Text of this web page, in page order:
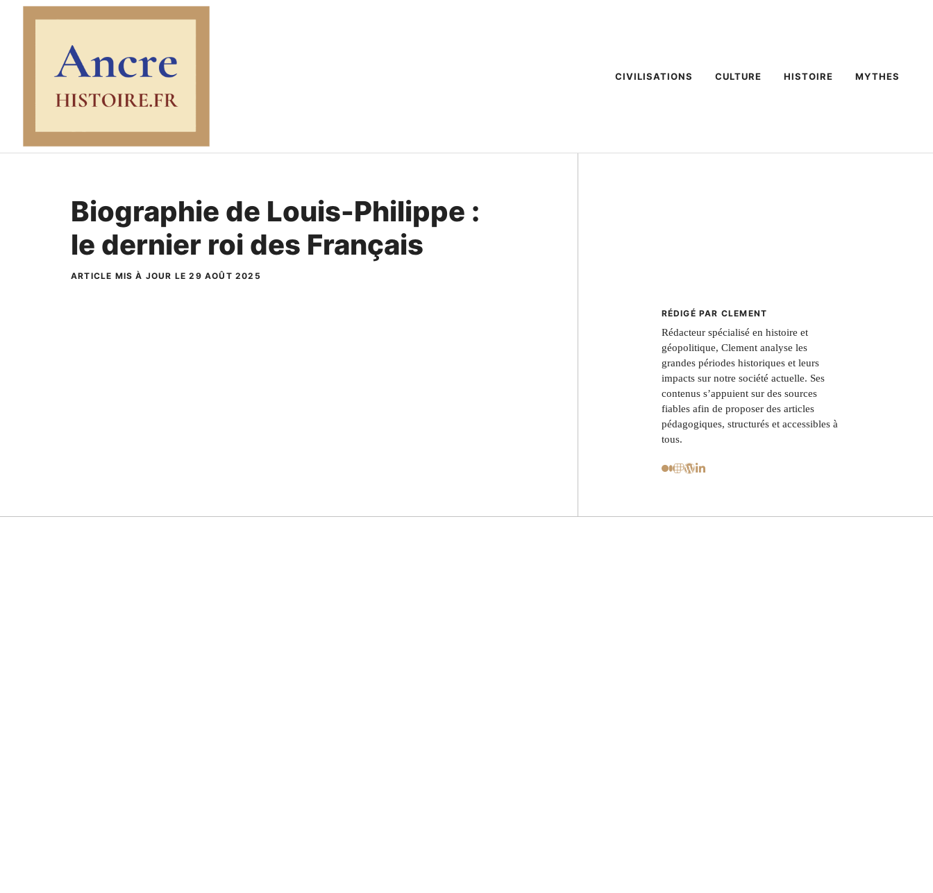
Aller
CIVILISATIONS CULTURE HISTOIRE MYTHES
Biographie de Louis-Philippe :
le dernier roi des Français
ARTICLE MIS À JOUR LE 29 AOÛT 2025
RÉDIGÉ PAR CLEMENT
Rédacteur spécialisé en histoire et
géopolitique, Clement analyse les
grandes périodes historiques et leurs
impacts sur notre société actuelle. Ses
contenus s’appuient sur des sources
fiables afin de proposer des articles
pédagogiques, structurés et accessibles à
tous.